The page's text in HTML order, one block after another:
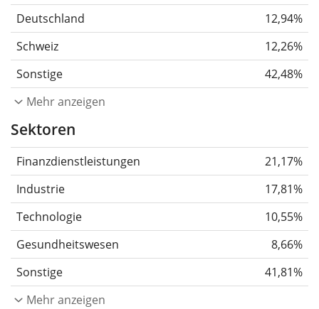
Deutschland
12,94%
Schweiz
12,26%
Sonstige
42,48%
Mehr anzeigen
Sektoren
Finanzdienstleistungen
21,17%
Industrie
17,81%
Technologie
10,55%
Gesundheitswesen
8,66%
Sonstige
41,81%
Mehr anzeigen